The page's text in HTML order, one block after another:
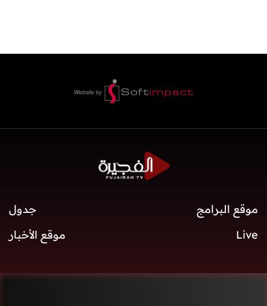
موقع البرامج
جدول
Live
موقع الأخبار